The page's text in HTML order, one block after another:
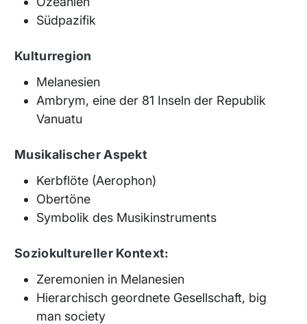
Südpazifik
Kulturregion
Melanesien
Ambrym, eine der 81 Inseln der Republik
Vanuatu
Musikalischer Aspekt
Kerbflöte (Aerophon)
Obertöne
Symbolik des Musikinstruments
Soziokultureller Kontext:
Zeremonien in Melanesien
Hierarchisch geordnete Gesellschaft, big
man society